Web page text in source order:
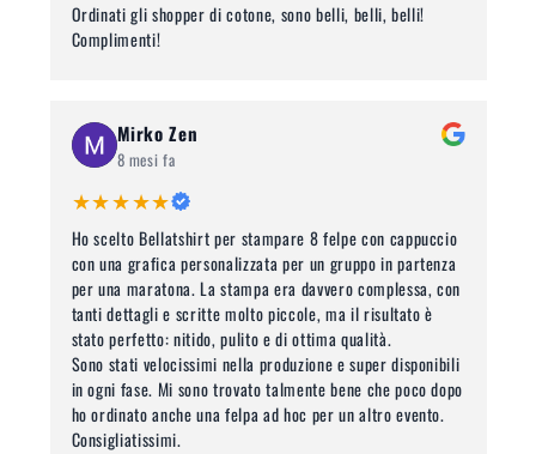
Ordinati gli shopper di cotone, sono belli, belli, belli!
Complimenti!
Mirko Zen
8 mesi fa
★★★★★
Ho scelto Bellatshirt per stampare 8 felpe con cappuccio
con una grafica personalizzata per un gruppo in partenza
per una maratona. La stampa era davvero complessa, con
tanti dettagli e scritte molto piccole, ma il risultato è
stato perfetto: nitido, pulito e di ottima qualità.
Sono stati velocissimi nella produzione e super disponibili
in ogni fase. Mi sono trovato talmente bene che poco dopo
ho ordinato anche una felpa ad hoc per un altro evento.
Consigliatissimi.